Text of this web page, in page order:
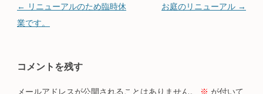
投稿ナビゲーション
← リニューアルのため臨時休
業です。
お庭のリニューアル →
コメントを残す
メールアドレスが公開されることはありません。 ※ が付いて